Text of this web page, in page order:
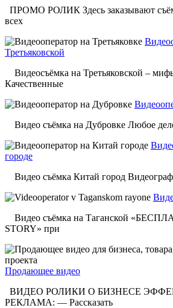
ПРОМО РОЛИК Здесь заказывают
всех
Третьяковской
Видеосъёмка на Третьяковской –
Качественные
Видео съёмка на Дубровке Любое
городе
Видео съёмка Китай город Видеограф
Видео съёмка на Таганской
STORY» при
Продающее видео
ВИДЕО РОЛИКИ О БИЗНЕСЕ
РЕКЛАМА: — Рассказать